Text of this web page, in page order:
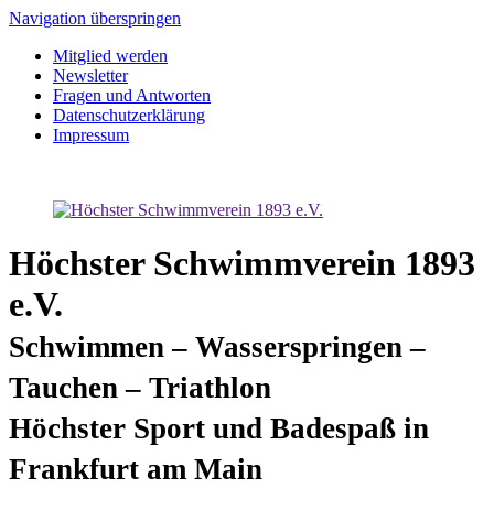
Navigation überspringen
Mitglied werden
Newsletter
Fragen und Antworten
Datenschutzerklärung
Impressum
Höchster Schwimmverein 1893
e.V.
Schwimmen – Wasserspringen –
Tauchen – Triathlon
Höchster Sport und Badespaß in
Frankfurt am Main